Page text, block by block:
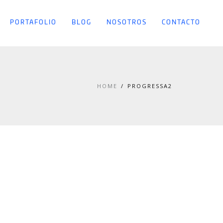
PORTAFOLIO BLOG NOSOTROS CONTACTO
HOME PROGRESSA2